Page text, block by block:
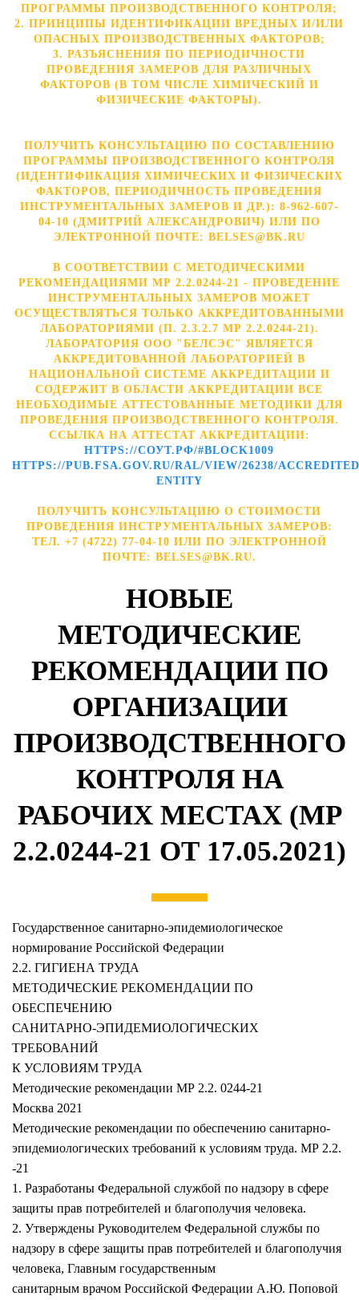
ПРОГРАММЫ ПРОИЗВОДСТВЕННОГО КОНТРОЛЯ;
2. ПРИНЦИПЫ ИДЕНТИФИКАЦИИ ВРЕДНЫХ И/ИЛИ
ОПАСНЫХ ПРОИЗВОДСТВЕННЫХ ФАКТОРОВ;
3. РАЗЪЯСНЕНИЯ ПО ПЕРИОДИЧНОСТИ
ПРОВЕДЕНИЯ ЗАМЕРОВ ДЛЯ РАЗЛИЧНЫХ
ФАКТОРОВ (В ТОМ ЧИСЛЕ ХИМИЧЕСКИЙ И
ФИЗИЧЕСКИЕ ФАКТОРЫ).
ПОЛУЧИТЬ КОНСУЛЬТАЦИЮ ПО СОСТАВЛЕНИЮ
ПРОГРАММЫ ПРОИЗВОДСТВЕННОГО КОНТРОЛЯ
(ИДЕНТИФИКАЦИЯ ХИМИЧЕСКИХ И ФИЗИЧЕСКИХ
ФАКТОРОВ, ПЕРИОДИЧНОСТЬ ПРОВЕДЕНИЯ
ИНСТРУМЕНТАЛЬНЫХ ЗАМЕРОВ И ДР.): 8-962-607-
04-10 (ДМИТРИЙ АЛЕКСАНДРОВИЧ) ИЛИ ПО
ЭЛЕКТРОННОЙ ПОЧТЕ: BELSES@BK.RU
В СООТВЕТСТВИИ С МЕТОДИЧЕСКИМИ
РЕКОМЕНДАЦИЯМИ МР 2.2.0244-21 - ПРОВЕДЕНИЕ
ИНСТРУМЕНТАЛЬНЫХ ЗАМЕРОВ МОЖЕТ
ОСУЩЕСТВЛЯТЬСЯ ТОЛЬКО АККРЕДИТОВАННЫМИ
ЛАБОРАТОРИЯМИ (П. 2.3.2.7 МР 2.2.0244-21).
ЛАБОРАТОРИЯ ООО "БЕЛСЭС" ЯВЛЯЕТСЯ
АККРЕДИТОВАННОЙ ЛАБОРАТОРИЕЙ В
НАЦИОНАЛЬНОЙ СИСТЕМЕ АККРЕДИТАЦИИ И
СОДЕРЖИТ В ОБЛАСТИ АККРЕДИТАЦИИ ВСЕ
НЕОБХОДИМЫЕ АТТЕСТОВАННЫЕ МЕТОДИКИ ДЛЯ
ПРОВЕДЕНИЯ ПРОИЗВОДСТВЕННОГО КОНТРОЛЯ.
ССЫЛКА НА АТТЕСТАТ АККРЕДИТАЦИИ:
HTTPS://СОУТ.РФ/#BLOCK1009
HTTPS://PUB.FSA.GOV.RU/RAL/VIEW/26238/
ENTITY
ПОЛУЧИТЬ КОНСУЛЬТАЦИЮ О СТОИМОСТИ
ПРОВЕДЕНИЯ ИНСТРУМЕНТАЛЬНЫХ ЗАМЕРОВ:
ТЕЛ. +7 (4722) 77-04-10 ИЛИ ПО ЭЛЕКТРОННОЙ
ПОЧТЕ: BELSES@BK.RU.
НОВЫЕ
МЕТОДИЧЕСКИЕ
РЕКОМЕНДАЦИИ ПО
ОРГАНИЗАЦИИ
ПРОИЗВОДСТВЕННОГО
КОНТРОЛЯ НА
РАБОЧИХ МЕСТАХ (МР
2.2.0244-21 ОТ 17.05.2021)
Государственное санитарно-эпидемиологическое
нормирование Российской Федерации
2.2. ГИГИЕНА ТРУДА
МЕТОДИЧЕСКИЕ РЕКОМЕНДАЦИИ ПО
ОБЕСПЕЧЕНИЮ
САНИТАРНО-ЭПИДЕМИОЛОГИЧЕСКИХ
ТРЕБОВАНИЙ
К УСЛОВИЯМ ТРУДА
Методические рекомендации МР 2.2. 0244-21
Москва 2021
Методические рекомендации по обеспечению санитарно-
эпидемиологических требований к условиям труда. МР 2.2.
-21
1. Разработаны Федеральной службой по надзору в сфере
защиты прав потребителей и благополучия человека.
2. Утверждены Руководителем Федеральной службы по
надзору в сфере защиты прав потребителей и благополучия
человека, Главным государственным
санитарным врачом Российской Федерации А.Ю. Поповой